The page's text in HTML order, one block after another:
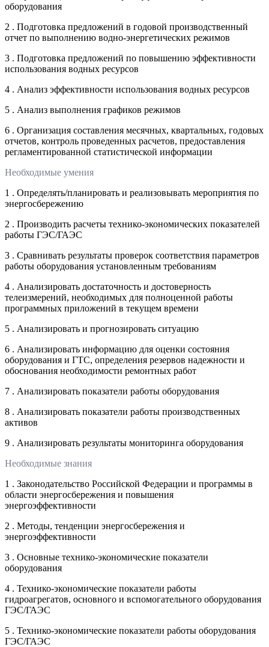
оборудования
2 . Подготовка предложений в годовой производственный
отчет по выполнению водно-энергетических режимов
3 . Подготовка предложений по повышению эффективности
использования водных ресурсов
4 . Анализ эффективности использования водных ресурсов
5 . Анализ выполнения графиков режимов
6 . Организация составления месячных, квартальных, годовых
отчетов, контроль проведенных расчетов, предоставления
регламентированной статистической информации
Необходимые умения
1 . Определять/планировать и реализовывать мероприятия по
энергосбережению
2 . Производить расчеты технико-экономических показателей
работы ГЭС/ГАЭС
3 . Сравнивать результаты проверок соответствия параметров
работы оборудования установленным требованиям
4 . Анализировать достаточность и достоверность
телеизмерений, необходимых для полноценной работы
программных приложений в текущем времени
5 . Анализировать и прогнозировать ситуацию
6 . Анализировать информацию для оценки состояния
оборудования и ГТС, определения резервов надежности и
обоснования необходимости ремонтных работ
7 . Анализировать показатели работы оборудования
8 . Анализировать показатели работы производственных
активов
9 . Анализировать результаты мониторинга оборудования
Необходимые знания
1 . Законодательство Российской Федерации и программы в
области энергосбережения и повышения
энергоэффективности
2 . Методы, тенденции энергосбережения и
энергоэффективности
3 . Основные технико-экономические показатели
оборудования
4 . Технико-экономические показатели работы
гидроагрегатов, основного и вспомогательного оборудования
ГЭС/ГАЭС
5 . Технико-экономические показатели работы оборудования
ГЭС/ГАЭС